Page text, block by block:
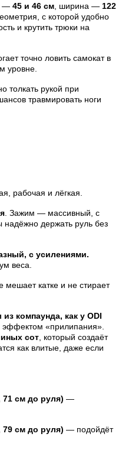
— 45 и 46 см , ширина — 122
с которой удобно
и крутить трюки на
точно ловить самокат в
уровне.
толкать рукой при
травмировать ноги
рабочая и лёгкая.
. Зажим — массивный, с
держать руль без
с усилениями.
веса.
катке и не стирает
компаунда, как у ODI
«прилипания».
сот , который создаёт
как влитые, даже если
71 см до руля) —
79 см до руля) — подойдёт